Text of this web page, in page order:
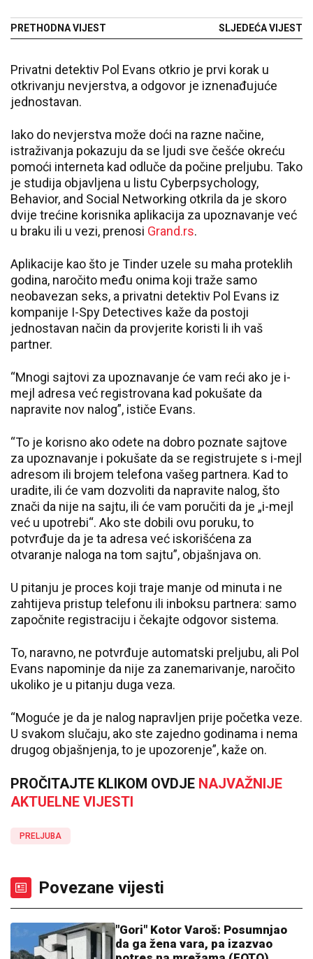
PRETHODNA VIJEST SLJEDEĆA VIJEST
Privatni detektiv Pol Evans otkrio je prvi korak u
otkrivanju nevjerstva, a odgovor je iznenađujuće
jednostavan.
Iako do nevjerstva može doći na razne načine,
istraživanja pokazuju da se ljudi sve češće okreću
pomoći interneta kad odluče da počine preljubu. Tako
je studija objavljena u listu Cyberpsychology,
Behavior, and Social Networking otkrila da je skoro
dvije trećine korisnika aplikacija za upoznavanje već
u braku ili u vezi, prenosi Grand.rs.
Aplikacije kao što je Tinder uzele su maha proteklih
godina, naročito među onima koji traže samo
neobavezan seks, a privatni detektiv Pol Evans iz
kompanije I-Spy Detectives kaže da postoji
jednostavan način da provjerite koristi li ih vaš
partner.
“Mnogi sajtovi za upoznavanje će vam reći ako je i-
mejl adresa već registrovana kad pokušate da
napravite nov nalog”, ističe Evans.
“To je korisno ako odete na dobro poznate sajtove
za upoznavanje i pokušate da se registrujete s i-mejl
adresom ili brojem telefona vašeg partnera. Kad to
uradite, ili će vam dozvoliti da napravite nalog, što
znači da nije na sajtu, ili će vam poručiti da je „i-mejl
već u upotrebi“. Ako ste dobili ovu poruku, to
potvrđuje da je ta adresa već iskorišćena za
otvaranje naloga na tom sajtu”, objašnjava on.
U pitanju je proces koji traje manje od minuta i ne
zahtijeva pristup telefonu ili inboksu partnera: samo
započnite registraciju i čekajte odgovor sistema.
To, naravno, ne potvrđuje automatski preljubu, ali Pol
Evans napominje da nije za zanemarivanje, naročito
ukoliko je u pitanju duga veza.
“Moguće je da je nalog napravljen prije početka veze.
U svakom slučaju, ako ste zajedno godinama i nema
drugog objašnjenja, to je upozorenje”, kaže on.
PROČITAJTE KLIKOM OVDJE NAJVAŽNIJE
AKTUELNE VIJESTI
PRELJUBA
Povezane vijesti
"Gori" Kotor Varoš: Posumnjao
da ga žena vara, pa izazvao